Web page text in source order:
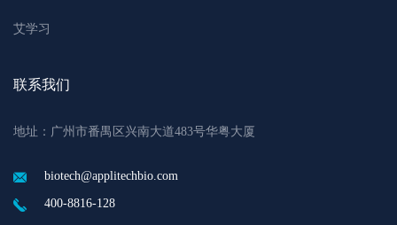
艾学习
联系我们
地址：广州市番禺区兴南大道483号华粤大厦
biotech@applitechbio.com
400-8816-128